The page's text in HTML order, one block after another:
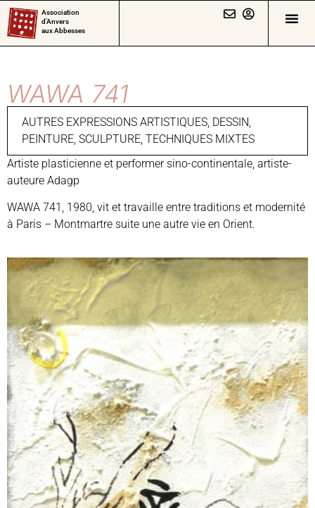
Association
d’Anvers
aux Abbesses
WAWA 741
AUTRES EXPRESSIONS ARTISTIQUES, DESSIN,
PEINTURE, SCULPTURE, TECHNIQUES MIXTES
Artiste plasticienne et performer sino-continentale, artiste-
auteure Adagp
WAWA 741, 1980, vit et travaille entre traditions et modernité
à Paris – Montmartre suite une autre vie en Orient.